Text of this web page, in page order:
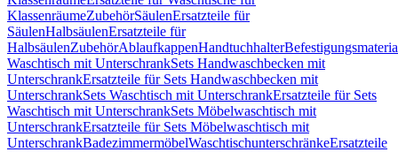
KlassenräumeZubehörSäulenErsatzteile für
SäulenHalbsäulenErsatzteile für
HalbsäulenZubehörAblaufkappenHandtuchhalter
Waschtisch mit UnterschrankSets Handwaschbecken mit
UnterschrankErsatzteile für Sets Handwaschbecken mit
UnterschrankSets Waschtisch mit UnterschrankErsatzteile für Sets
Waschtisch mit UnterschrankSets Möbelwaschtisch mit
UnterschrankErsatzteile für Sets Möbelwaschtisch mit
UnterschrankBadezimmermöbelWaschtischunterschränkeErsatzteile